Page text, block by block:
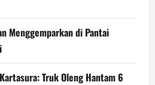
Menggemparkan di Pantai
Truk Oleng Hantam 6